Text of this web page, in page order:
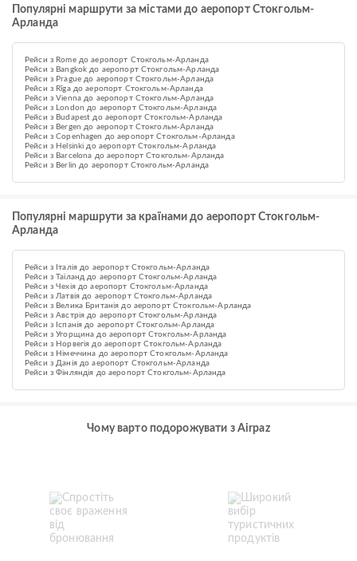
Популярні маршрути за містами до аеропорт Стокгольм-
Арланда
Рейси з Rome до аеропорт Стокгольм-Арланда
Рейси з Bangkok до аеропорт Стокгольм-Арланда
Рейси з Prague до аеропорт Стокгольм-Арланда
Рейси з Rīga до аеропорт Стокгольм-Арланда
Рейси з Vienna до аеропорт Стокгольм-Арланда
Рейси з London до аеропорт Стокгольм-Арланда
Рейси з Budapest до аеропорт Стокгольм-Арланда
Рейси з Bergen до аеропорт Стокгольм-Арланда
Рейси з Copenhagen до аеропорт Стокгольм-Арланда
Рейси з Helsinki до аеропорт Стокгольм-Арланда
Рейси з Barcelona до аеропорт Стокгольм-Арланда
Рейси з Berlin до аеропорт Стокгольм-Арланда
Популярні маршрути за країнами до аеропорт Стокгольм-
Арланда
Рейси з Італія до аеропорт Стокгольм-Арланда
Рейси з Таїланд до аеропорт Стокгольм-Арланда
Рейси з Чехія до аеропорт Стокгольм-Арланда
Рейси з Латвія до аеропорт Стокгольм-Арланда
Рейси з Велика Британія до аеропорт Стокгольм-Арланда
Рейси з Австрія до аеропорт Стокгольм-Арланда
Рейси з Іспанія до аеропорт Стокгольм-Арланда
Рейси з Угорщина до аеропорт Стокгольм-Арланда
Рейси з Норвегія до аеропорт Стокгольм-Арланда
Рейси з Німеччина до аеропорт Стокгольм-Арланда
Рейси з Данія до аеропорт Стокгольм-Арланда
Рейси з Фінляндія до аеропорт Стокгольм-Арланда
Чому варто подорожувати з Airpaz